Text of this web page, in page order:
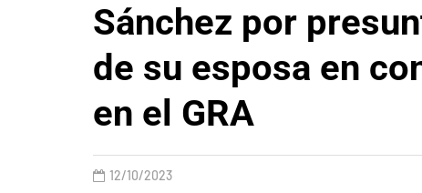
Sánchez por
de su esposa en
en el GRA
12/10/2023